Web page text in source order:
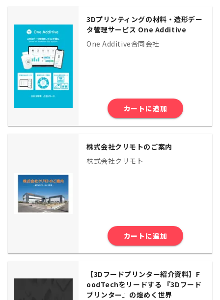
3Dプリンティングの材料・造形デー
タ管理サービス One Additive
One Additive合同会社
カートに追加
株式会社クリモトのご案内
株式会社クリモト
カートに追加
【3Dフードプリンター紹介資料】F
oodTechをリードする 『3Dフード
プリンター』の煌めく世界